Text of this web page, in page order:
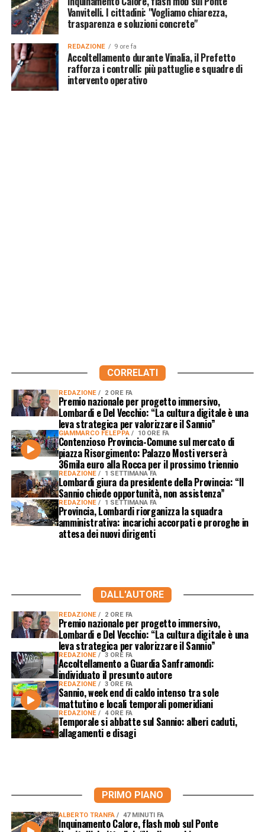
Vanvitelli. I cittadini: "Vogliamo chiarezza,
trasparenza e soluzioni concrete"
REDAZIONE 9 ore fa
Accoltellamento durante Vinalia, il Prefetto
rafforza i controlli: più pattuglie e squadre di
intervento operativo
CORRELATI
REDAZIONE 2 ORE FA
Premio nazionale per progetto immersivo,
Lombardi e Del Vecchio: “La cultura digitale è una
leva strategica per valorizzare il Sannio”
GIAMMARCO FELEPPA 10 ORE FA
Contenzioso Provincia-Comune sul mercato di
piazza Risorgimento: Palazzo Mosti verserà
36mila euro alla Rocca per il prossimo triennio
REDAZIONE 1 SETTIMANA FA
Lombardi giura da presidente della Provincia: “Il
Sannio chiede opportunità, non assistenza”
REDAZIONE 1 SETTIMANA FA
Provincia, Lombardi riorganizza la squadra
amministrativa: incarichi accorpati e proroghe in
attesa dei nuovi dirigenti
DALL'AUTORE
REDAZIONE 2 ORE FA
Premio nazionale per progetto immersivo,
Lombardi e Del Vecchio: “La cultura digitale è una
leva strategica per valorizzare il Sannio”
REDAZIONE 3 ORE FA
Accoltellamento a Guardia Sanframondi:
individuato il presunto autore
REDAZIONE 3 ORE FA
Sannio, week end di caldo intenso tra sole
mattutino e locali temporali pomeridiani
REDAZIONE 4 ORE FA
Temporale si abbatte sul Sannio: alberi caduti,
allagamenti e disagi
PRIMO PIANO
ALBERTO TRANFA 47 MINUTI FA
Inquinamento Calore, flash mob sul Ponte